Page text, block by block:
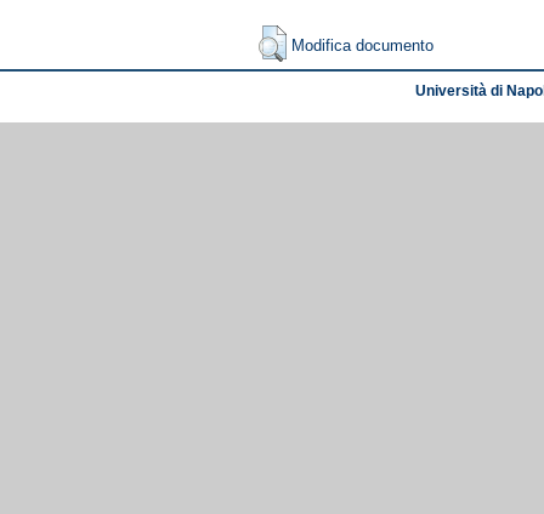
Modifica documento
Università di